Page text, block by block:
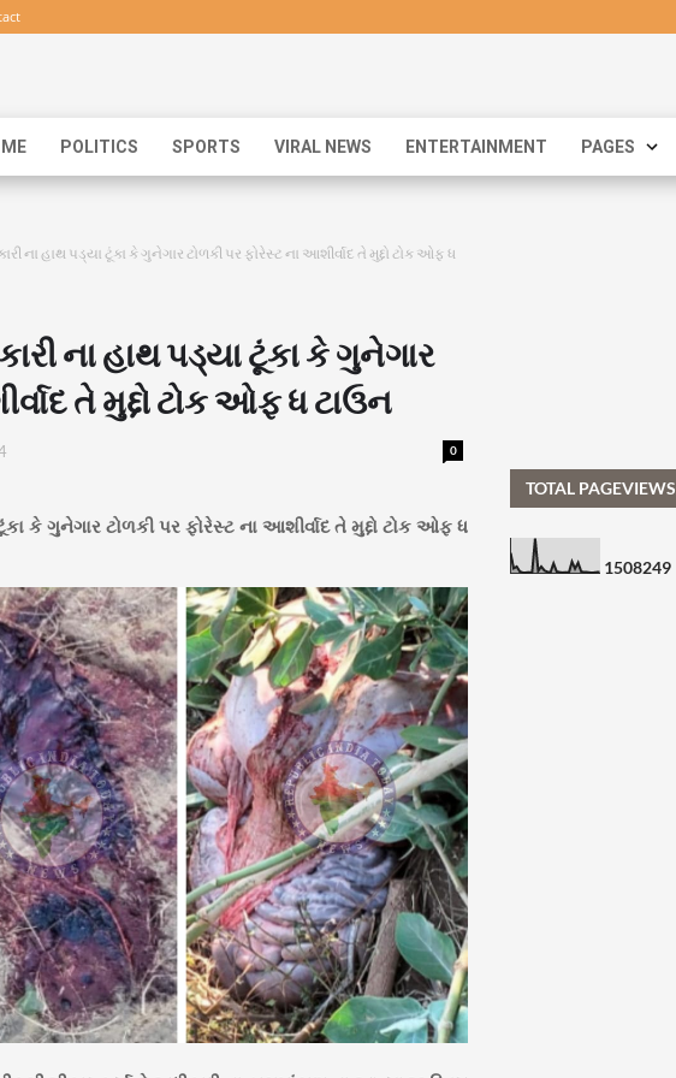
POLITICS SPORTS VIRAL NEWS ENTERTAINMENT PAGES
ના હાથ પડ્યા ટૂંકા કે ગુનેગાર ટોળકી પર ફોરેસ્ટ ના આશીર્વાદ તે મુદ્દો ટોક ઓફ ધ
ના હાથ પડ્યા ટૂંકા કે ગુનેગાર
તે મુદ્દો ટોક ઓફ ધ ટાઉન
0
કે ગુનેગાર ટોળકી પર ફોરેસ્ટ ના આશીર્વાદ તે મુદ્દો ટોક ઓફ ધ
TOTAL PAGEVIEWS
1508249